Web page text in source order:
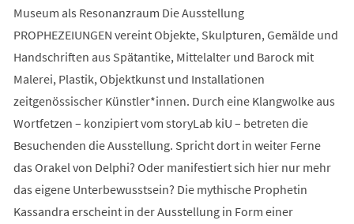
Museum als Resonanzraum Die Ausstellung
PROPHEZEIUNGEN vereint Objekte, Skulpturen, Gemälde und
Handschriften aus Spätantike, Mittelalter und Barock mit
Malerei, Plastik, Objektkunst und Installationen
zeitgenössischer Künstler*innen. Durch eine Klangwolke aus
Wortfetzen – konzipiert vom storyLab kiU – betreten die
Besuchenden die Ausstellung. Spricht dort in weiter Ferne
das Orakel von Delphi? Oder manifestiert sich hier nur mehr
das eigene Unterbewusstsein? Die mythische Prophetin
Kassandra erscheint in der Ausstellung in Form einer